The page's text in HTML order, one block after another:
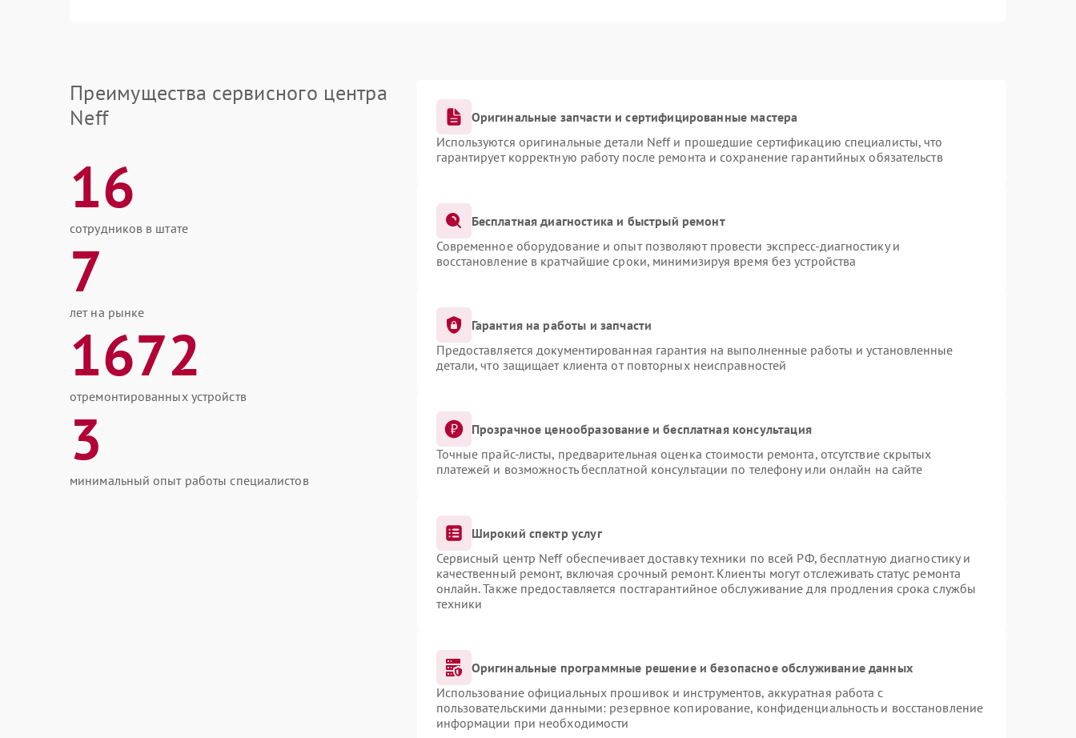
Преимущества сервисного центра
Neff
16
сотрудников в штате
7
лет на рынке
1672
отремонтированных устройств
3
минимальный опыт работы специалистов
Оригинальные запчасти и сертифицированные мастера
Используются оригинальные детали Neff и прошедшие сертификацию специалисты, что
гарантирует корректную работу после ремонта и сохранение гарантийных обязательств
Бесплатная диагностика и быстрый ремонт
Современное оборудование и опыт позволяют провести экспресс-диагностику и
восстановление в кратчайшие сроки, минимизируя время без устройства
Гарантия на работы и запчасти
Предоставляется документированная гарантия на выполненные работы и установленные
детали, что защищает клиента от повторных неисправностей
Прозрачное ценообразование и бесплатная консультация
Точные прайс-листы, предварительная оценка стоимости ремонта, отсутствие скрытых
платежей и возможность бесплатной консультации по телефону или онлайн на сайте
Широкий спектр услуг
Сервисный центр Neff обеспечивает доставку техники по всей РФ, бесплатную диагностику и
качественный ремонт, включая срочный ремонт. Клиенты могут отслеживать статус ремонта
онлайн. Также предоставляется постгарантийное обслуживание для продления срока службы
техники
Оригинальные программные решение и безопасное обслуживание данных
Использование официальных прошивок и инструментов, аккуратная работа с
пользовательскими данными: резервное копирование, конфиденциальность и восстановление
информации при необходимости